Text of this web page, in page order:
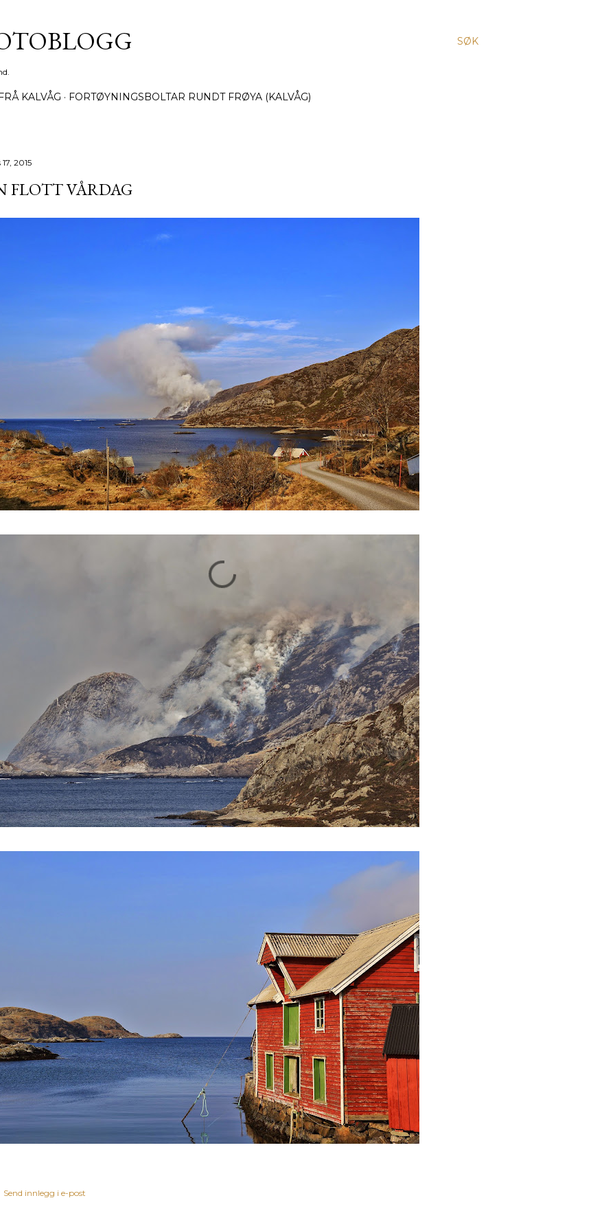
SØK
KALVÅG FORTØYNINGSBOLTAR RUNDT FRØYA (KALVÅG)
2015
FLOTT VÅRDAG
Send innlegg i e-post